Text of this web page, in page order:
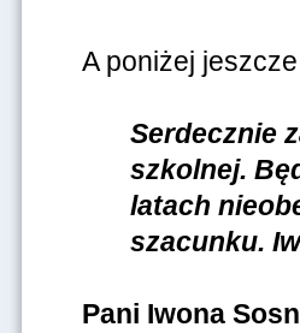
A poniżej
Serdecznie
szkolnej.
latach
szacunku.
Pani Iwona